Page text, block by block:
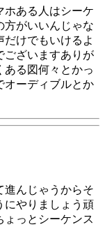
ホある人はシーケ
方がいいんじゃな
けでもいけるよ
ございますありが
ある図何々とかっ
オーディブルとか
進んじゃうからそ
にやりましょう頑
ょっとシーケンス